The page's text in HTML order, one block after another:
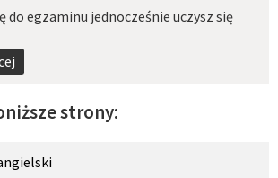
do egzaminu jednocześnie uczysz się
strony: